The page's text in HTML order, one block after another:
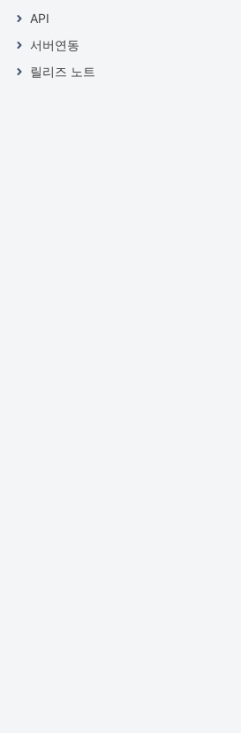
API
서버연동
릴리즈 노트